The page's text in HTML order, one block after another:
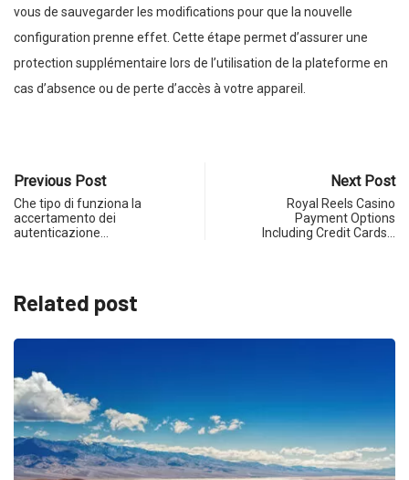
vous de sauvegarder les modifications pour que la nouvelle
configuration prenne effet. Cette étape permet d’assurer une
protection supplémentaire lors de l’utilisation de la plateforme en
cas d’absence ou de perte d’accès à votre appareil.
Previous Post
Che tipo di funziona la
accertamento dei
autenticazione…
Next Post
Royal Reels Casino
Payment Options
Including Credit Cards…
Related post